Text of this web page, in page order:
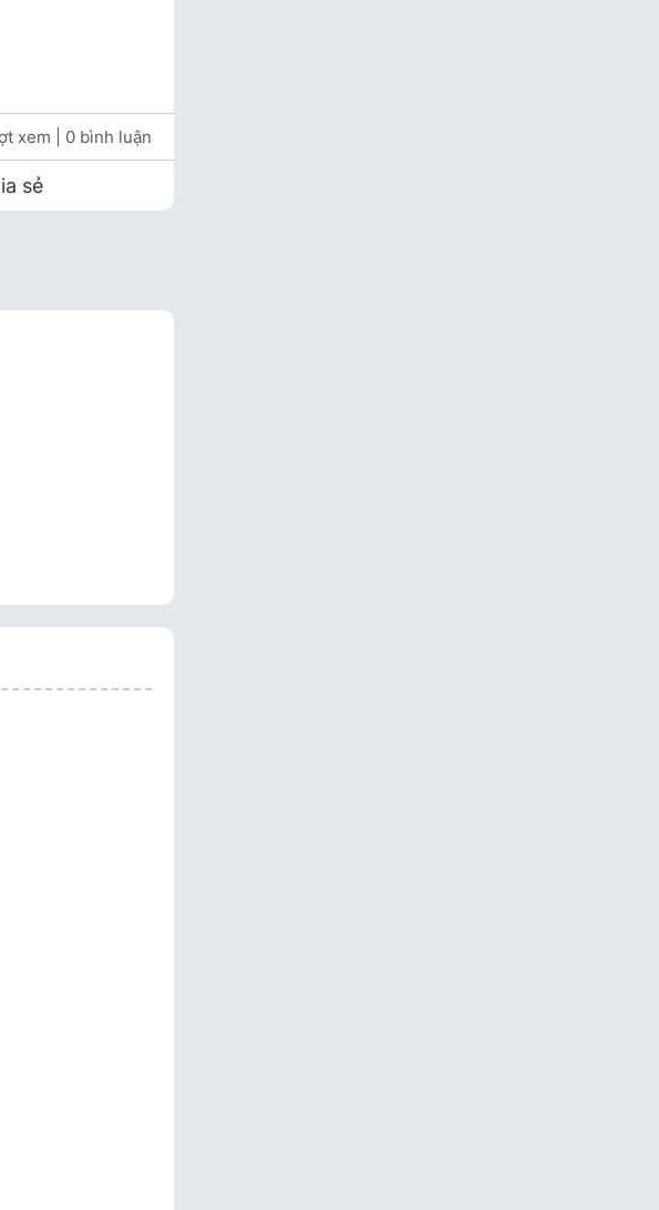
xem | 0 bình luận
sẻ